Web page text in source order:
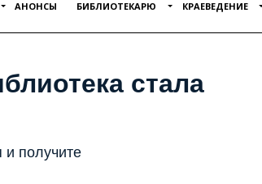
АНОНСЫ БИБЛИОТЕКАРЮ КРАЕВЕДЕНИЕ
стала
получите